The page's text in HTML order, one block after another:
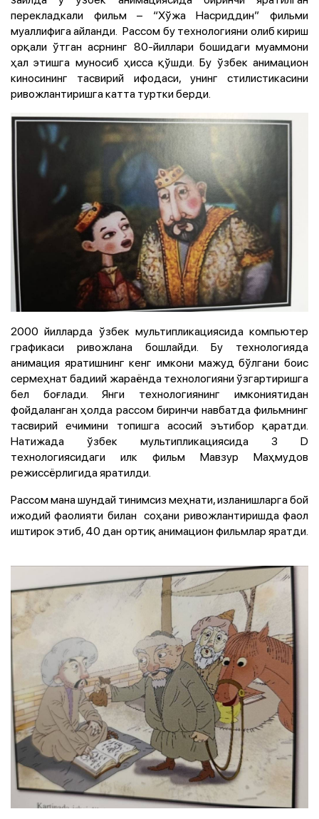
перекладкали фильм – “Хўжа Насриддин” фильми
муаллифига айланди. Рассом бу технологияни олиб кириш
орқали ўтган асрнинг 80-йиллари бошидаги муаммони
ҳал этишга муносиб ҳисса қўшди. Бу ўзбек анимацион
киносининг тасвирий ифодаси, унинг стилистикасини
ривожлантиришга катта туртки берди.
2000 йилларда ўзбек мультипликациясида компьютер
графикаси ривожлана бошлайди. Бу технологияда
анимация яратишнинг кенг имкони мажуд бўлгани боис
сермеҳнат бадиий жараёнда технологияни ўзгартиришга
бел боғлади. Янги технологиянинг имкониятидан
фойдаланган ҳолда рассом биринчи навбатда фильмнинг
тасвирий ечимини топишга асосий эътибор қаратди.
Натижада ўзбек мультипликациясида 3 D
технологиясидаги илк фильм Мавзур Маҳмудов
режиссёрлигида яратилди.
Рассом мана шундай тинимсиз меҳнати, изланишларга бой
ижодий фаолияти билан соҳани ривожлантиришда фаол
иштирок этиб, 40 дан ортиқ анимацион фильмлар яратди.